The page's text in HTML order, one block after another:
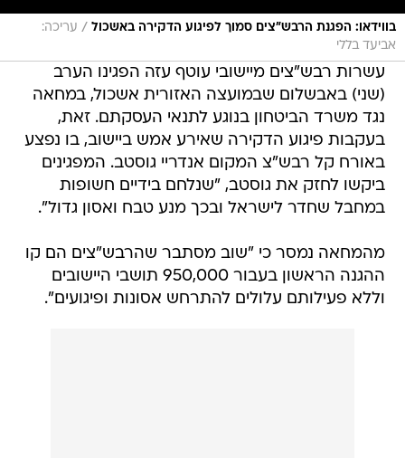
בווידאו: הפגנת הרבש״צים סמוך לפיגוע הדקירה באשכול / עריכה:
אביעד בללי
עשרות רבש"צים מיישובי עוטף עזה הפגינו הערב
(שני) באבשלום שבמועצה האזורית אשכול, במחאה
נגד משרד הביטחון בנוגע לתנאי העסקתם. זאת,
בעקבות פיגוע הדקירה שאירע אמש ביישוב, בו נפצע
באורח קל רבש"צ המקום אנדריי גוסטב. המפגינים
ביקשו לחזק את גוסטב, "שנלחם בידיים חשופות
במחבל שחדר לישראל ובכך מנע טבח ואסון גדול".
מהמחאה נמסר כי "שוב מסתבר שהרבש"צים הם קו
ההגנה הראשון בעבור 950,000 תושבי היישובים
וללא פעילותם עלולים להתרחש אסונות ופיגועים".